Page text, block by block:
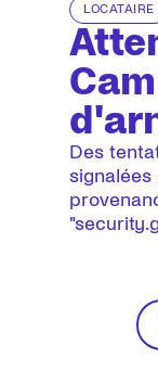
LOCATAIRE
Des
signalées
groupe